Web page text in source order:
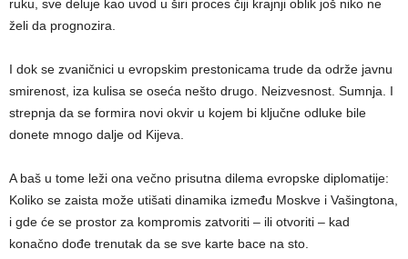
ruku, sve deluje kao uvod u širi proces čiji krajnji oblik još niko ne
želi da prognozira.
I dok se zvaničnici u evropskim prestonicama trude da održe javnu
smirenost, iza kulisa se oseća nešto drugo. Neizvesnost. Sumnja. I
strepnja da se formira novi okvir u kojem bi ključne odluke bile
donete mnogo dalje od Kijeva.
A baš u tome leži ona večno prisutna dilema evropske diplomatije:
Koliko se zaista može utišati dinamika između Moskve i Vašingtona,
i gde će se prostor za kompromis zatvoriti – ili otvoriti – kad
konačno dođe trenutak da se sve karte bace na sto.